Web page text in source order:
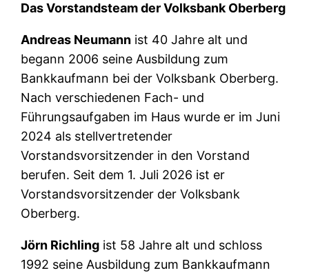
Das Vorstandsteam der Volksbank Oberberg
Andreas Neumann ist 40 Jahre alt und
begann 2006 seine Ausbildung zum
Bankkaufmann bei der Volksbank Oberberg.
Nach verschiedenen Fach- und
Führungsaufgaben im Haus wurde er im Juni
2024 als stellvertretender
Vorstandsvorsitzender in den Vorstand
berufen. Seit dem 1. Juli 2026 ist er
Vorstandsvorsitzender der Volksbank
Oberberg.
Jörn Richling ist 58 Jahre alt und schloss
1992 seine Ausbildung zum Bankkaufmann